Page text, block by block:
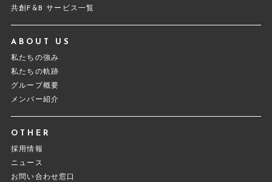
共創F&B サービス一覧
ABOUT US
私たちの強み
私たちの軌跡
グループ概要
メンバー紹介
OTHER
採用情報
ニュース
お問い合わせ窓口